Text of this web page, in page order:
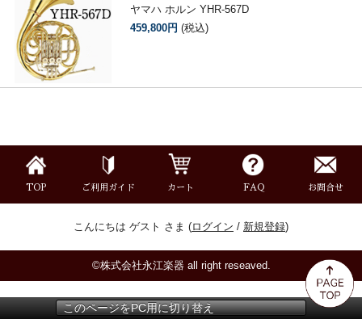
ヤマハ ホルン YHR-567D
459,800円 (税込)
TOP ご利用ガイド カート FAQ お問合せ
こんにちは ゲスト さま (ログイン / 新規登録)
©株式会社永江楽器 all right reseaved.
このページをPC用に切り替え